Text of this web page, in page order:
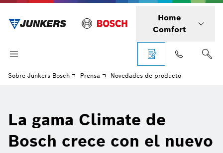
Home
Comfort
Sobre Junkers Bosch Prensa Novedades de producto
La gama Climate de
Bosch crece con el nuevo